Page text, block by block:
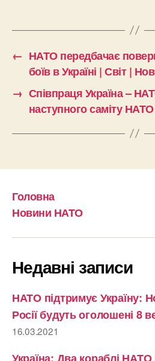
← НАТО передбачає
боїв в Україні | Світ |
→ Співпраця Україна –
наступного саміту НАТО
Головна
Новини НАТО
Недавні записи
НАТО підтримує Україну:
Росії будуть оголошені 8
16.03.2021
Україна: Два кораблі